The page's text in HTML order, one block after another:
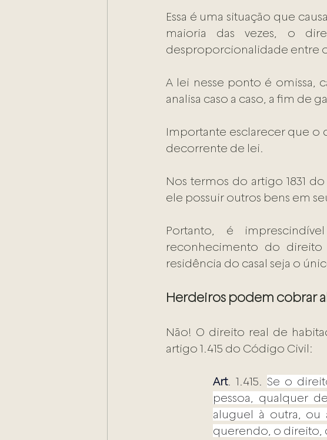
Essa é uma situação que
maioria das vezes, o
desproporcionalidade entre
A lei nesse ponto é omissa,
analisa caso a caso, a fim de
Importante esclarecer que o
Nos termos do artigo 1831
ele possuir outros bens em
Portanto, é
reconhecimento do
residência do casal seja o
Herdeiros podem cobrar
Não! O direito real de
artigo 1.415 do Código Civil:
Art. 1.415. Se o
pessoa, qualquer
aluguel à outra, ou
querendo, o direito,